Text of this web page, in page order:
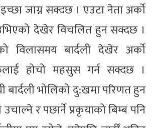
जाग्न सक्दछ । एउटा नेता अर्को
उभिएको देखेर विचलित हुन सक्दछ ।
विलासमय बार्दली देखेर अर्को
होचो महसुस गर्न सक्दछ ।
भोलिको दु:खमा परिणत हुन
र पछार्ने प्रकृयाको बिम्ब पनि